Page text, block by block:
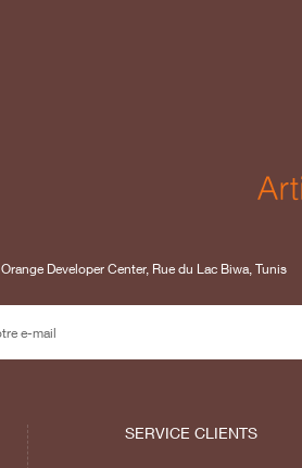
Orange Developer Center, Rue du Lac Biwa, Tunis
SERVICE CLIENTS